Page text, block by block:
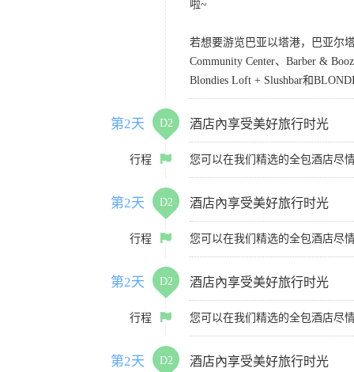
啦~
若想要游览巴亚以塔港，巴亚尔
Community Center、Barber &
Blondies Loft + Slushbar和
第2天 D2 酒店內享受美好旅行时光
行程 您可以在我们精选的全包酒店尽
第2天 D2 酒店內享受美好旅行时光
行程 您可以在我们精选的全包酒店尽
第2天 D2 酒店內享受美好旅行时光
行程 您可以在我们精选的全包酒店尽
第2天 D2 酒店內享受美好旅行时光